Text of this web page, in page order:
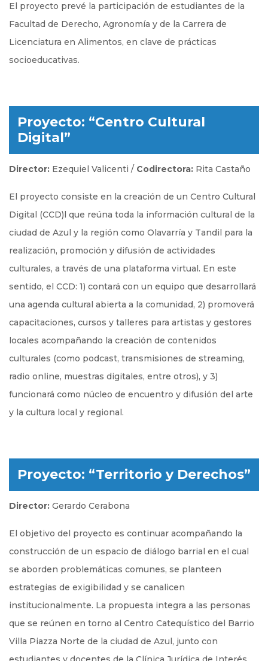
El proyecto prevé la participación de estudiantes de la
Facultad de Derecho, Agronomía y de la Carrera de
Licenciatura en Alimentos, en clave de prácticas
socioeducativas.
Proyecto: “Centro Cultural
Digital”
Director: Ezequiel Valicenti / Codirectora: Rita Castaño
El proyecto consiste en la creación de un Centro Cultural
Digital (CCD)l que reúna toda la información cultural de la
ciudad de Azul y la región como Olavarría y Tandil para la
realización, promoción y difusión de actividades
culturales, a través de una plataforma virtual. En este
sentido, el CCD: 1) contará con un equipo que desarrollará
una agenda cultural abierta a la comunidad, 2) promoverá
capacitaciones, cursos y talleres para artistas y gestores
locales acompañando la creación de contenidos
culturales (como podcast, transmisiones de streaming,
radio online, muestras digitales, entre otros), y 3)
funcionará como núcleo de encuentro y difusión del arte
y la cultura local y regional.
Proyecto: “Territorio y Derechos”
Director: Gerardo Cerabona
El objetivo del proyecto es continuar acompañando la
construcción de un espacio de diálogo barrial en el cual
se aborden problemáticas comunes, se planteen
estrategias de exigibilidad y se canalicen
institucionalmente. La propuesta integra a las personas
que se reúnen en torno al Centro Catequístico del Barrio
Villa Piazza Norte de la ciudad de Azul, junto con